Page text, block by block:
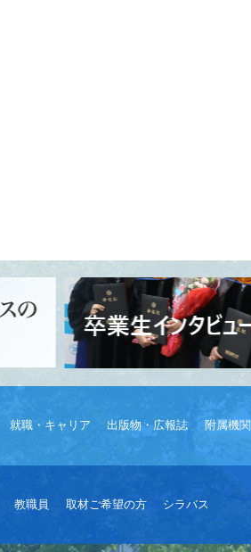
就職・キャリア 出版物・広報誌 附属機関
教職員 取材ご希望の方 シラバス